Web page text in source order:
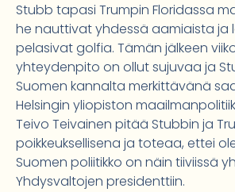
Stubb tapasi Trumpin Floridassa
he nauttivat yhdessä aamiaista ja
pelasivat golfia. Tämän jälkeen
yhteydenpito on ollut sujuvaa ja
Suomen kannalta merkittävänä
Helsingin yliopiston
Teivo Teivainen pitää Stubbin ja
poikkeuksellisena ja toteaa, ettei
Suomen poliitikko on näin tiiviissä
Yhdysvaltojen presidenttiin.